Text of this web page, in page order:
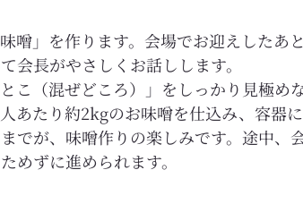
」を作ります。会場でお迎えしたあと
会長がやさしくお話しします。
こ（混ぜどころ）」をしっかり見極め
あたり約2kgのお味噌を仕込み、容器
でが、味噌作りの楽しみです。途中、
めずに進められます。